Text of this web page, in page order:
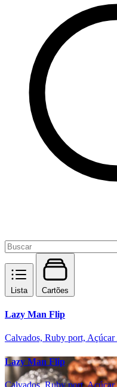
Lista Cartões
Lazy Man Flip
Calvados, Ruby port,
Lazy Man Flip
Calvados, Ruby port,